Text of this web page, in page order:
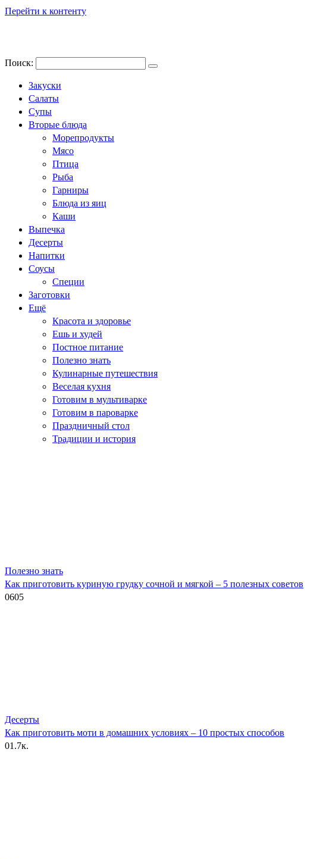
Перейти к контенту
Поиск:
Закуски
Салаты
Супы
Вторые блюда
Морепродукты
Мясо
Птица
Рыба
Гарниры
Блюда из яиц
Каши
Выпечка
Десерты
Напитки
Соусы
Специи
Заготовки
Ещё
Красота и здоровье
Ешь и худей
Постное питание
Полезно знать
Кулинарные путешествия
Веселая кухня
Готовим в мультиварке
Готовим в пароварке
Праздничный стол
Традиции и история
Полезно знать
Как приготовить куриную грудку сочной и мягкой – 5 полезных советов
0605
Десерты
Как приготовить моти в домашних условиях – 10 простых способов
01.7к.